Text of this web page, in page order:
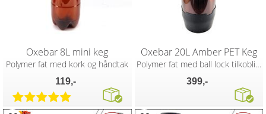
Oxebar 8L mini keg
Polymer fat med kork og håndtak
119,-
Oxebar 20L Amber PET Keg
Polymer fat med ball lock tilkoblinger
399,-